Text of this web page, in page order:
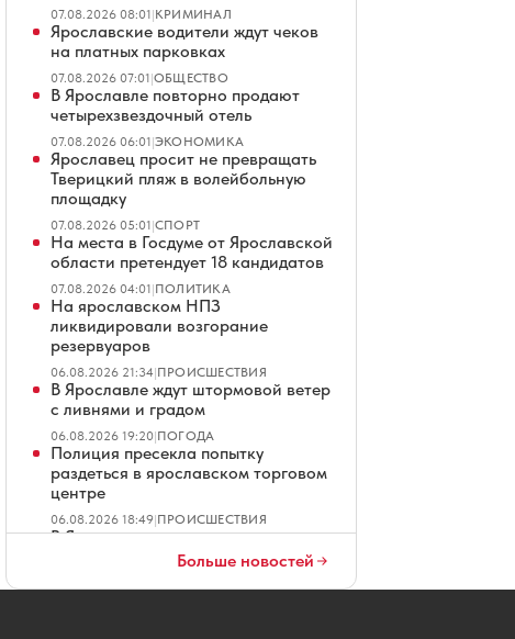
07.08.2026 08:01|КРИМИНАЛ
Ярославские водители ждут чеков
на платных парковках
07.08.2026 07:01|ОБЩЕСТВО
В Ярославле повторно продают
четырехзвездочный отель
07.08.2026 06:01|ЭКОНОМИКА
Ярославец просит не превращать
Тверицкий пляж в волейбольную
площадку
07.08.2026 05:01|СПОРТ
На места в Госдуме от Ярославской
области претендует 18 кандидатов
07.08.2026 04:01|ПОЛИТИКА
На ярославском НПЗ
ликвидировали возгорание
резервуаров
06.08.2026 21:34|ПРОИСШЕСТВИЯ
В Ярославле ждут штормовой ветер
с ливнями и градом
06.08.2026 19:20|ПОГОДА
Полиция пресекла попытку
раздеться в ярославском торговом
центре
06.08.2026 18:49|ПРОИСШЕСТВИЯ
В Ярославле не смогли продать
гостиницу на Московском
Больше новостей